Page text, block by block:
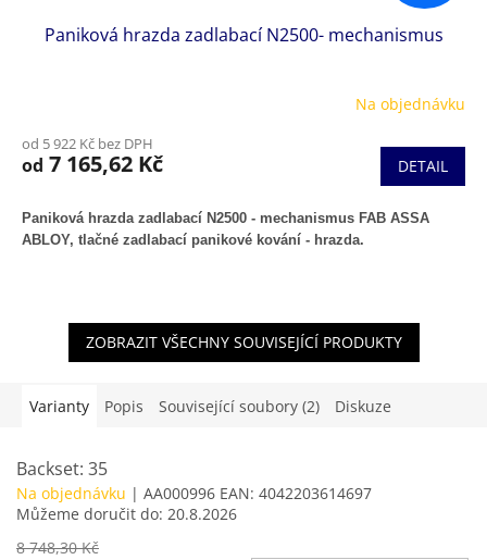
Paniková hrazda zadlabací N2500- mechanismus
Na objednávku
od 5 922 Kč bez DPH
od 7 165,62 Kč DETAIL
Paniková hrazda zadlabací N2500 - mechanismus FAB ASSA
ABLOY, tlačné zadlabací panikové kování - hrazda.
ZOBRAZIT VŠECHNY SOUVISEJÍCÍ PRODUKTY
Varianty Popis Související soubory (2) Diskuze
Backset: 35
Na objednávku | AA000996 EAN: 4042203614697
Můžeme doručit do: 20.8.2026
8 748,30 Kč